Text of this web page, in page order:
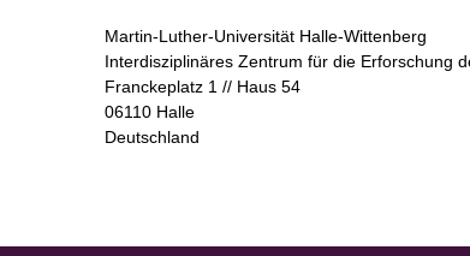
Martin-Luther-Universität Halle-Wittenberg
Interdisziplinäres Zentrum für die Erforschung
Franckeplatz 1 // Haus 54
06110 Halle
Deutschland